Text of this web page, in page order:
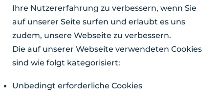
Ihre Nutzererfahrung zu verbessern, wenn Sie
auf unserer Seite surfen und erlaubt es uns
zudem, unsere Webseite zu verbessern.
Die auf unserer Webseite verwendeten Cookies
sind wie folgt kategorisiert:
Unbedingt erforderliche Cookies